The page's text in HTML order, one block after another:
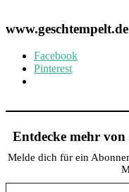
www.geschtempelt.de
Facebook
Pinterest
Entdecke mehr von
Melde dich für ein
Gib deine E-Mail-Adresse ein ...